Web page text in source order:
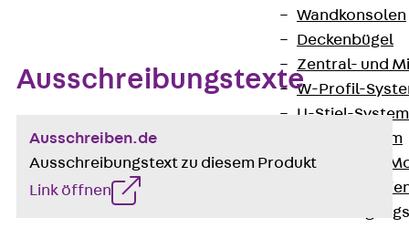
Wandkonsolen
Deckenbügel
Zentral- und
W-Profil-
U-Stiel-System
I-Stiel-System
PUK-STRUT-
C-Profil-
KTS-
Ausschreibungstexte
Ausschreiben.de
Ausschreibungstext zu diesem Produkt
Link öffnen